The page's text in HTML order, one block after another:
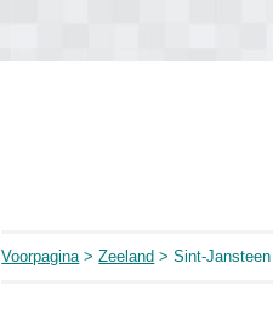
Voorpagina>Zeeland > Sint-Jansteen